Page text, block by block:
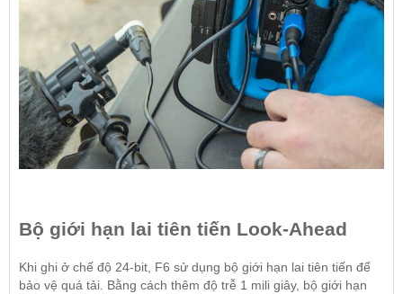
Bộ giới hạn lai tiên tiến Look-Ahead
Khi ghi ở chế độ 24-bit, F6 sử dụng bộ giới hạn lai tiên tiến để
bảo vệ quá tải. Bằng cách thêm độ trễ 1 mili giây, bộ giới hạn